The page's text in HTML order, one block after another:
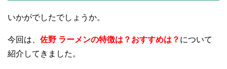
いかがでしたでしょうか。
今回は、 佐野 ラーメンの特徴は？おすすめは？ について
紹介してきました。